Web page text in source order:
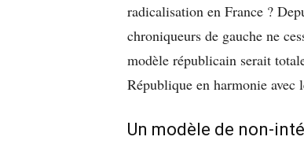
radicalisation en France ?
chroniqueurs de gauche ne
modèle républicain serait
République en harmonie
Un modèle de non-